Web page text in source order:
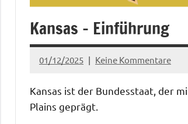
Kansas – Einführung
01/12/2025
admin
Keine Kommentare
Kansas ist der Bundesstaat, der
Plains geprägt.